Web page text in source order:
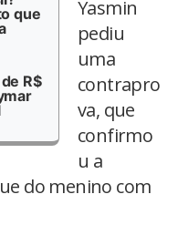
que
R$
Yasmin
pediu
uma
contrapro
va, que
confirmo
u a
do menino com